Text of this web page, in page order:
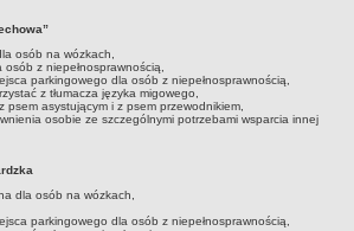
osób na wózkach,
z niepełnosprawnością,
parkingowego dla osób z niepełnosprawnością,
z tłumacza języka migowego,
psem asystującym i z psem przewodnikiem,
osobie ze szczególnymi potrzebami wsparcia innej
dla osób na wózkach,
parkingowego dla osób z niepełnosprawnością,